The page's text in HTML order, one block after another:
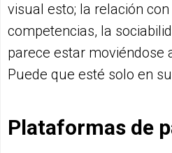
visual esto; la relación
competencias, la
parece estar moviéndose
Puede que esté solo en
Plataformas de